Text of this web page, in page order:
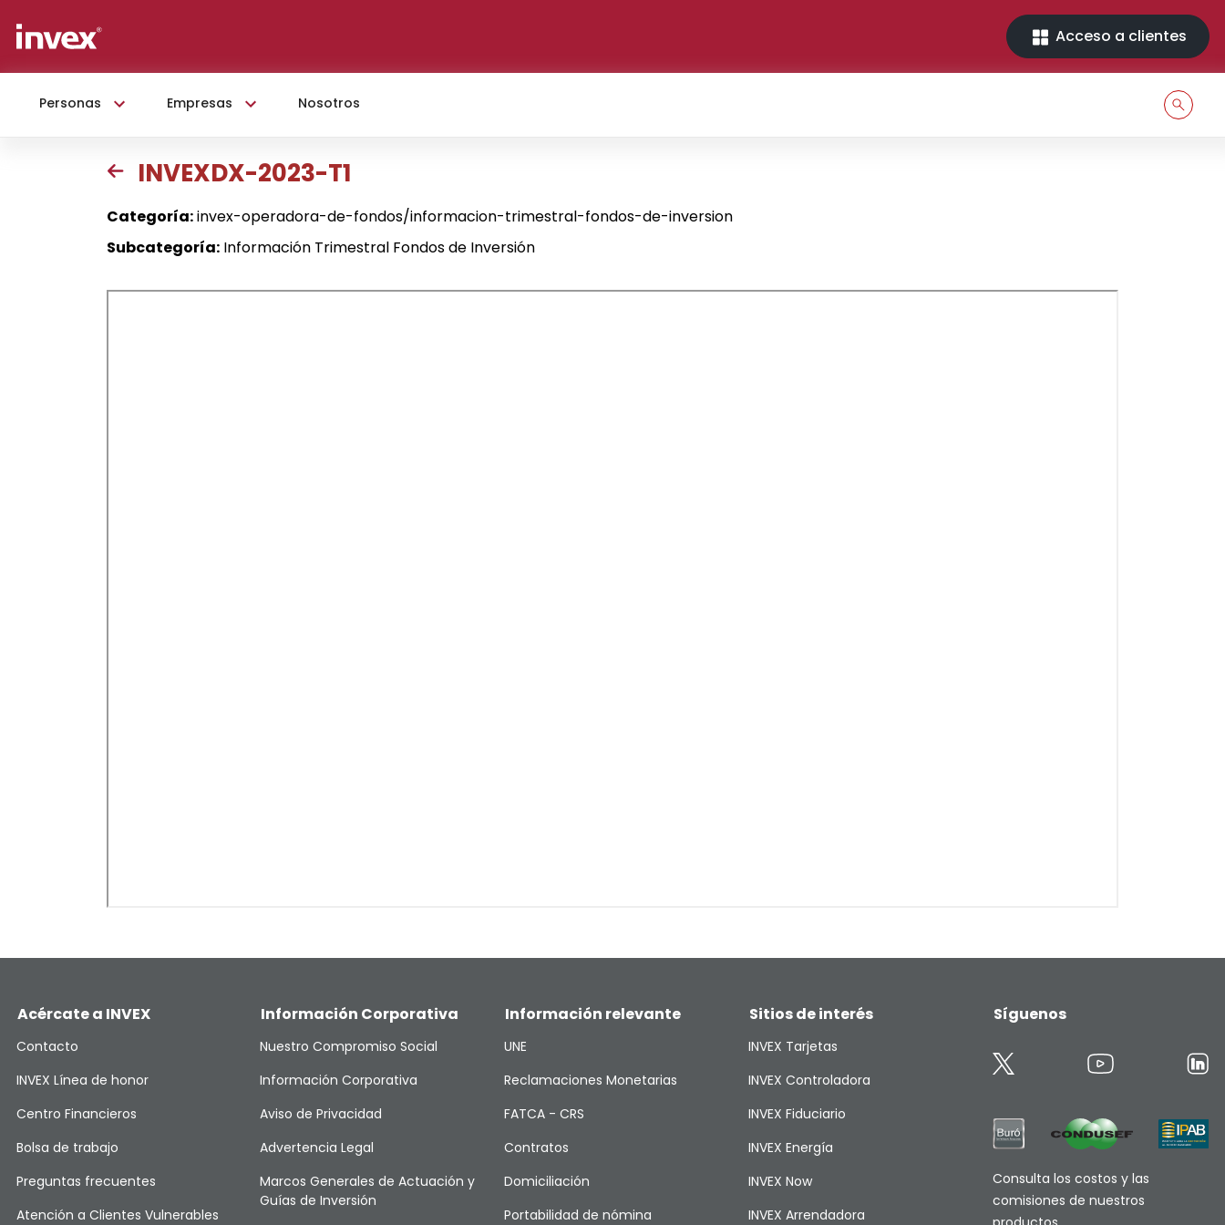
Acceso a clientes
Personas Empresas Nosotros
INVEXDX-2023-T1
Categoría:invex-operadora-de-fondos/informacion-trimestral-fondos-de-inversion
Subcategoría: Información Trimestral Fondos de Inversión
Acércate a INVEX
Contacto
INVEX Línea de honor
Centro Financieros
Bolsa de trabajo
Preguntas frecuentes
Atención a Clientes Vulnerables
Información Corporativa
Nuestro Compromiso Social
Información Corporativa
Aviso de Privacidad
Advertencia Legal
Marcos Generales de Actuación y
Guías de Inversión
Información relevante
UNE
Reclamaciones Monetarias
FATCA - CRS
Contratos
Domiciliación
Portabilidad de nómina
Sitios de interés
INVEX Tarjetas
INVEX Controladora
INVEX Fiduciario
INVEX Energía
INVEX Now
INVEX Arrendadora
Síguenos
Consulta los costos y las
comisiones de nuestros